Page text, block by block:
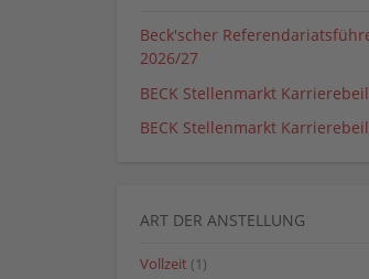
Beck'scher
2026/27
BECK Stellenmarkt
BECK Stellenmarkt
ART DER ANSTELLUNG
Vollzeit (1)